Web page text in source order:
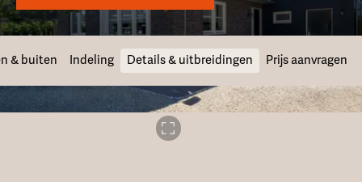
& buiten Indeling Details & uitbreidingen Prijs aanvragen